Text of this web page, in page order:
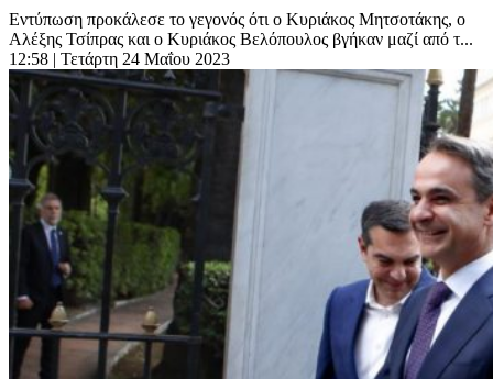
Εντύπωση προκάλεσε το γεγονός ότι ο Κυριάκος Μητσοτάκης, ο
Αλέξης Τσίπρας και ο Κυριάκος Βελόπουλος βγήκαν μαζί από τ...
12:58 | Τετάρτη 24 Μαΐου 2023